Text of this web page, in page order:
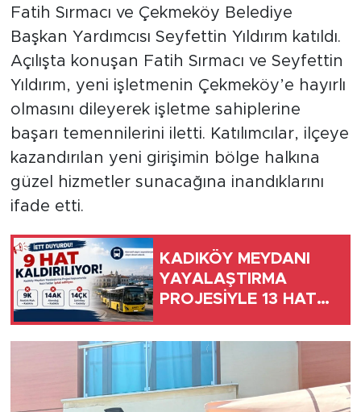
Fatih Sırmacı ve Çekmeköy Belediye
Başkan Yardımcısı Seyfettin Yıldırım katıldı.
Açılışta konuşan Fatih Sırmacı ve Seyfettin
Yıldırım, yeni işletmenin Çekmeköy’e hayırlı
olmasını dileyerek işletme sahiplerine
başarı temennilerini iletti. Katılımcılar, ilçeye
kazandırılan yeni girişimin bölge halkına
güzel hizmetler sunacağına inandıklarını
ifade etti.
KADIKÖY MEYDANI
YAYALAŞTIRMA
PROJESİYLE 13 HAT
KALKACAK